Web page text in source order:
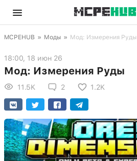
MCPEHUB » Моды » Мод: Измерения Руды
18:00, 18 июн 26
Мод: Измерения Руды
11.5K 2 1.2K